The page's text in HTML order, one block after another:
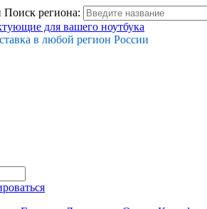
Поиск региона:
в любой регион России